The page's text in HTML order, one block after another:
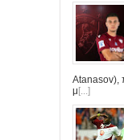
Atanasov),
μ[...]